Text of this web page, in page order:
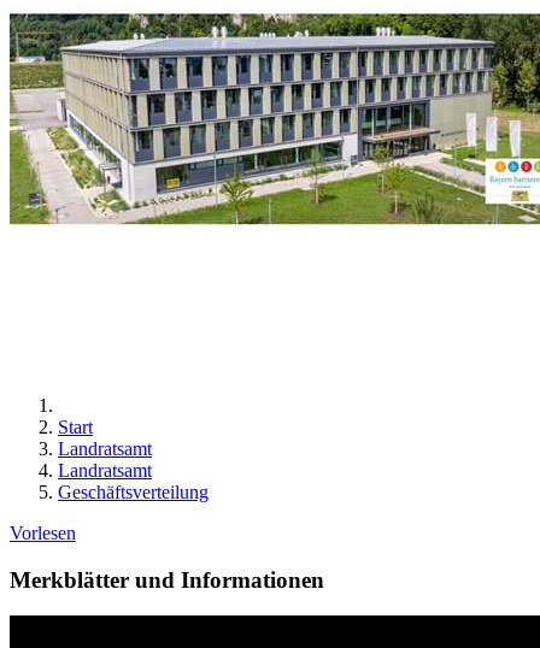
Start
Landratsamt
Landratsamt
Geschäftsverteilung
Vorlesen
Merkblätter und Informationen